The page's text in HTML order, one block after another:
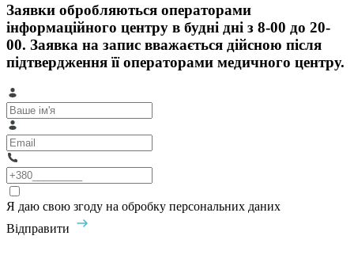
Заявки обробляються операторами
інформаційного центру в будні дні з 8-00 до 20-
00. Заявка на запис вважається дійсною після
підтвердження її операторами медичного центру.
Я даю свою згоду на обробку персональних даних
Відправити